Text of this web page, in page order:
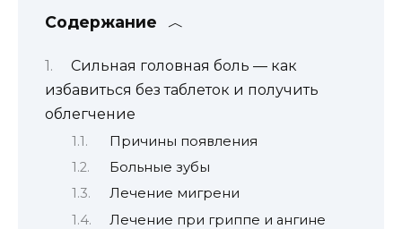
Содержание
Сильная головная боль — как
избавиться без таблеток и получить
облегчение
Причины появления
Больные зубы
Лечение мигрени
Лечение при гриппе и ангине